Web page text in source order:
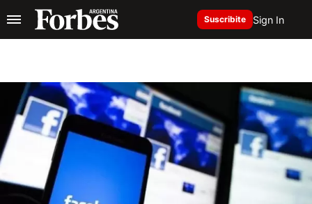
Suscribite Sign In